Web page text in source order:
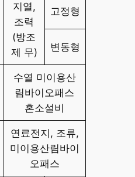
지열,
조력
(방조
제 무)
고정형
변동형
수열 미이용산
림바이오패스
혼소설비
연료전지, 조류,
미이용산림바이
오패스